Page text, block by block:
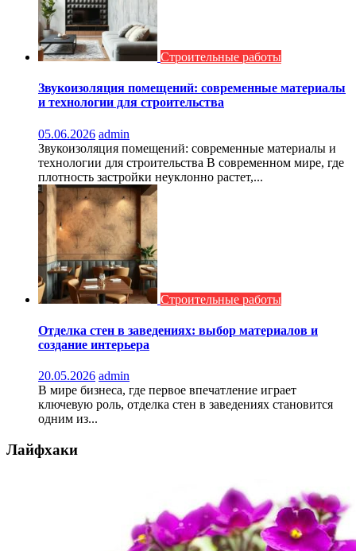
Строительные работы
Звукоизоляция помещений: современные материалы
и технологии для строительства
05.06.2026 admin
Звукоизоляция помещений: современные материалы и
технологии для строительства В современном мире, где
плотность застройки неуклонно растет,...
Строительные работы
Отделка стен в заведениях: выбор материалов и
создание интерьера
20.05.2026 admin
В мире бизнеса, где первое впечатление играет
ключевую роль, отделка стен в заведениях становится
одним из...
Лайфхаки